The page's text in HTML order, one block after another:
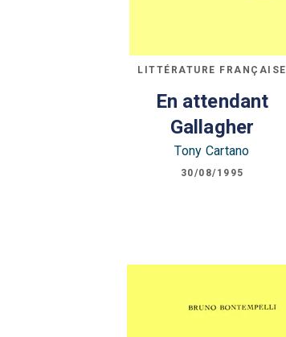
LITTÉRATURE FRANÇAISE
En attendant
Gallagher
Tony Cartano
30/08/1995